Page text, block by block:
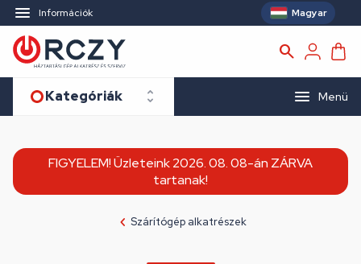
Információk Magyar
Kategóriák Menü
FIGYELEM! Üzleteink 2026. 08. 08-án ZÁRVA
tartanak!
Szárítógép alkatrészek